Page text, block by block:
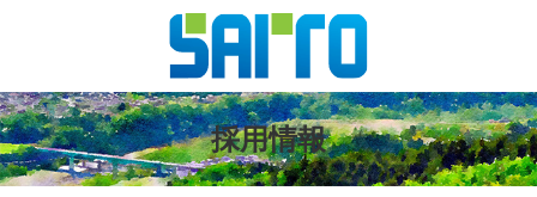
ン
ツ
本
文
株式会社
斎藤組
採用情報